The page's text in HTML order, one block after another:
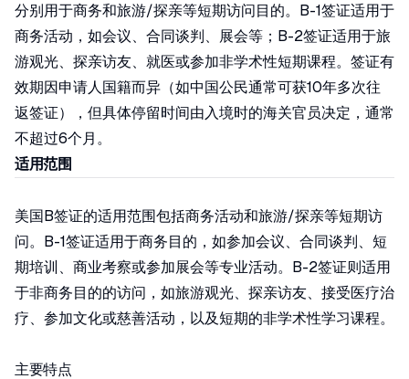
分别用于商务和旅游/探亲等短期访问目的。B-1签证适用于
商务活动，如会议、合同谈判、展会等；B-2签证适用于旅
游观光、探亲访友、就医或参加非学术性短期课程。签证有
效期因申请人国籍而异（如中国公民通常可获10年多次往
返签证），但具体停留时间由入境时的海关官员决定，通常
不超过6个月。
适用范围
美国B签证的适用范围包括商务活动和旅游/探亲等短期访
问。B-1签证适用于商务目的，如参加会议、合同谈判、短
期培训、商业考察或参加展会等专业活动。B-2签证则适用
于非商务目的的访问，如旅游观光、探亲访友、接受医疗治
疗、参加文化或慈善活动，以及短期的非学术性学习课程。
主要特点